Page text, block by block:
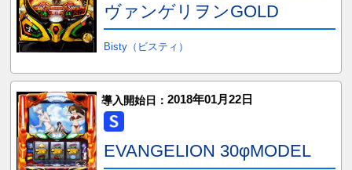
ヴァンゲリヲンGOLD
Bisty（ビスティ）
導入開始日： 2018年01月22日
EVANGELION 30φMODEL